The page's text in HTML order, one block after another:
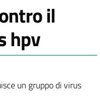
il
hpv
un gruppo di virus